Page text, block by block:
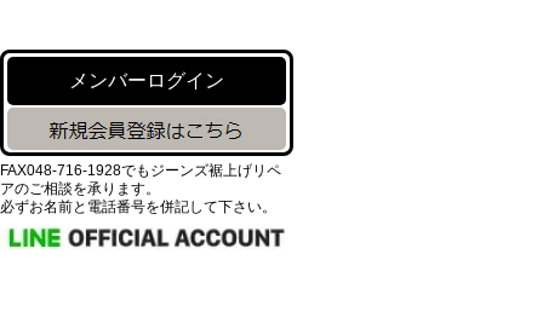
メンバーログイン
FAX048-716-1928でもジーンズ裾上げリペ
アのご相談を承ります。
必ずお名前と電話番号を併記して下さい。